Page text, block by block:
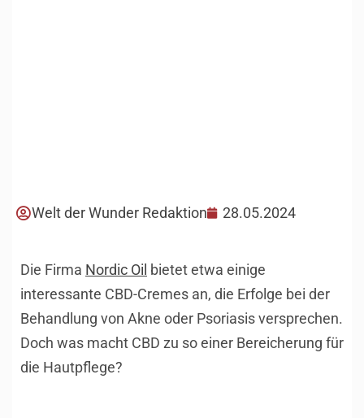
Welt der Wunder Redaktion 28.05.2024
Die Firma Nordic Oil bietet etwa einige
interessante CBD-Cremes an, die Erfolge bei der
Behandlung von Akne oder Psoriasis versprechen.
Doch was macht CBD zu so einer Bereicherung für
die Hautpflege?